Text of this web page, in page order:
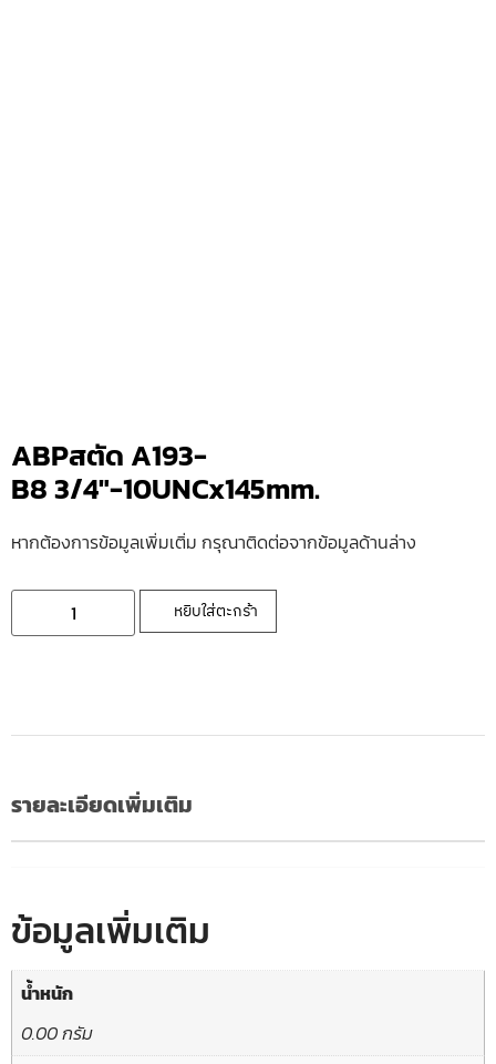
ABPสตัด A193-
B8 3/4″-10UNCx145mm.
หากต้องการข้อมูลเพิ่มเติ่ม กรุณาติดต่อจากข้อมูลด้านล่าง
หยิบใส่ตะกร้า
รายละเอียดเพิ่มเติม
ข้อมูลเพิ่มเติม
น้ำหนัก
0.00 กรัม